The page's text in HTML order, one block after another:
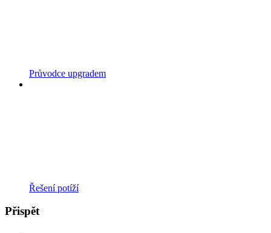
Průvodce upgradem
Řešení potíží
Přispět